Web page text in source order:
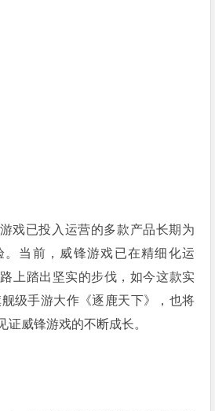
戏已投入运营的多款产品长期为
。当前，威锋游戏已在精细化运
上踏出坚实的步伐，如今这款实
级手游大作《逐鹿天下》，也将
证威锋游戏的不断成长。